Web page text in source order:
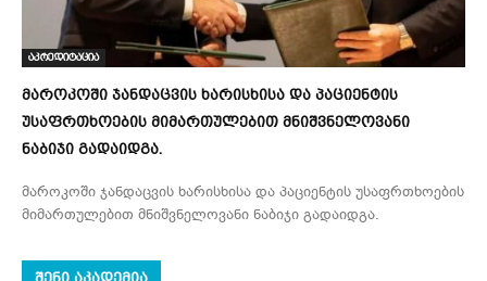
აკრედიტაცია
მაროკოში ჯანდაცვის ხარისხისა და პაციენტის
უსაფრთხოების მიმართულებით მნიშვნელოვანი
ნაბიჯი გადაიდგა.
მაროკოში ჯანდაცვის ხარისხისა და პაციენტის უსაფრთხოების
მიმართულებით მნიშვნელოვანი ნაბიჯი გადაიდგა.
ᲨᲔᲜᲘ ᲐᲙᲐᲓᲔᲛᲘᲐ